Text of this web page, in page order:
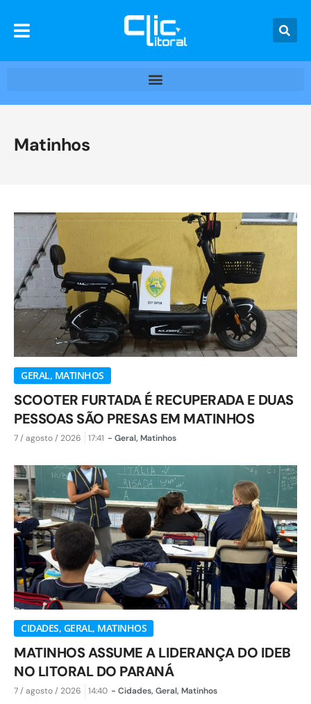
Matinhos
GERAL, MATINHOS
SCOOTER FURTADA É RECUPERADA E DUAS
PESSOAS SÃO PRESAS EM MATINHOS
7 / agosto / 2026 17:41 - Geral, Matinhos
CIDADES, GERAL, MATINHOS
MATINHOS ASSUME A LIDERANÇA DO IDEB
NO LITORAL DO PARANÁ
7 / agosto / 2026 14:40 - Cidades, Geral, Matinhos